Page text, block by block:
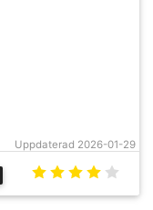
Uppdaterad 2026-01-29